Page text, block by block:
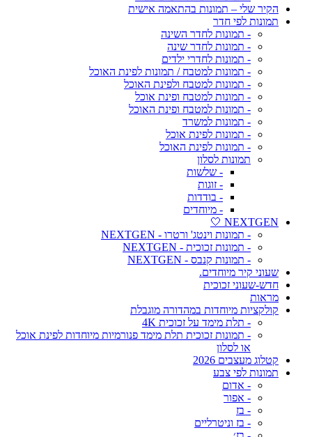
הקיר שלי – תמונות בהתאמה אישית
תמונות לפי חדר
- תמונות לחדר השינה
- תמונות לחדר שינה
- תמונות לחדרי ילדים
- תמונות למטבח / תמונות לפינת האוכל
- תמונות למטבח ולפינת האוכל
- תמונות למטבח ופינת אוכל
- תמונות למטבח ופינת האוכל
- תמונות למשרד
- תמונות לפינת אוכל
- תמונות לפינת האוכל
תמונות לסלון
- שלשות
- זוגות
- בודדות
- מיוחדים
NEXTGEN 🤍
- תמונות וינטג' ורטרו - NEXTGEN
- תמונות זכוכית - NEXTGEN
- תמונות קנבס - NEXTGEN
שעוני קיר מיוחדים.
חדש-שעוני זכוכית
מראות
קולקציות מיוחדות במהדורה מוגבלת
- תלת מימד על זכוכית 4K
- תמונות זכוכית תלת מימד פנורמיות מיוחדות לפינת אוכל
או לסלון
קטלוג מעצבים 2026
תמונות לפי צבע
- אדום
- אפור
- בז
- בז וניטרליים